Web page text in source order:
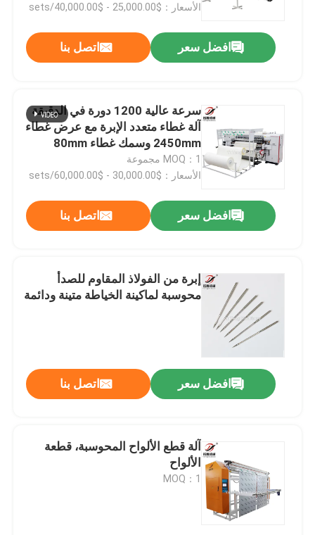
المنتجات
الأسعار：$25,000.00 - $40,000.00/sets
افضل سعر اتصل بنا
سرعة عالية 1200 دورة في الدقيقة
آلة غطاء متعدد الإبرة مع عرض غطاء
2450mm وسمك غطاء 80mm
MOQ：1 مجموعة
الأسعار：$30,000.00 - $60,000.00/sets
افضل سعر اتصل بنا
إبرة من الفولاذ المقاوم للصدأ
محوسبة لماكينة الخياطة متينة ودائمة
افضل سعر اتصل بنا
آلة قطع الألواح المحوسبة، قطعة
الألواح
MOQ：1